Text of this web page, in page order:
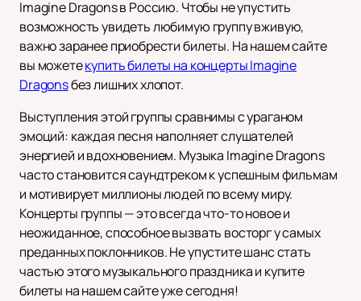
Imagine Dragons в Россию. Чтобы не упустить
возможность увидеть любимую группу вживую,
важно заранее приобрести билеты. На нашем сайте
вы можетекупить билеты на концерты Imagine
Dragonsбез лишних хлопот.
Выступления этой группы сравнимы с ураганом
эмоций: каждая песня наполняет слушателей
энергией и вдохновением. Музыка Imagine Dragons
часто становится саундтреком к успешным фильмам
и мотивирует миллионы людей по всему миру.
Концерты группы — это всегда что-то новое и
неожиданное, способное вызвать восторг у самых
преданных поклонников. Не упустите шанс стать
частью этого музыкального праздника и купите
билеты на нашем сайте уже сегодня!